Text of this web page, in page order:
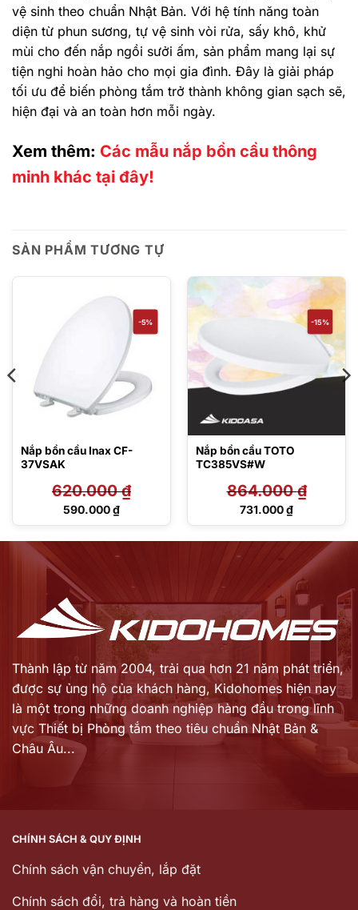
vệ sinh theo chuẩn Nhật Bản. Với hệ tính năng toàn
diện từ phun sương, tự vệ sinh vòi rửa, sấy khô, khử
mùi cho đến nắp ngồi sưởi ấm, sản phẩm mang lại sự
tiện nghi hoàn hảo cho mọi gia đình. Đây là giải pháp
tối ưu để biến phòng tắm trở thành không gian sạch sẽ,
hiện đại và an toàn hơn mỗi ngày.
Xem thêm: Các mẫu nắp bồn cầu thông
minh khác tại đây!
SẢN PHẨM TƯƠNG TỰ
-5%
Nắp bồn cầu Inax CF-
37VSAK
620.000₫
Giá
590.000₫
Giá
-15%
Nắp bồn cầu TOTO
TC385VS#W
864.000₫
Giá
731.000₫
Giá
731.000 ₫.
Thành lập từ năm 2004, trải qua hơn 21 năm phát triển,
được sự ủng hộ của khách hàng, Kidohomes hiện nay
là một trong những doanh nghiệp hàng đầu trong lĩnh
vực Thiết bị Phòng tắm theo tiêu chuẩn Nhật Bản &
Châu Âu...
CHÍNH SÁCH & QUY ĐỊNH
Chính sách vận chuyển, lắp đặt
Chính sách đổi, trả hàng và hoàn tiền